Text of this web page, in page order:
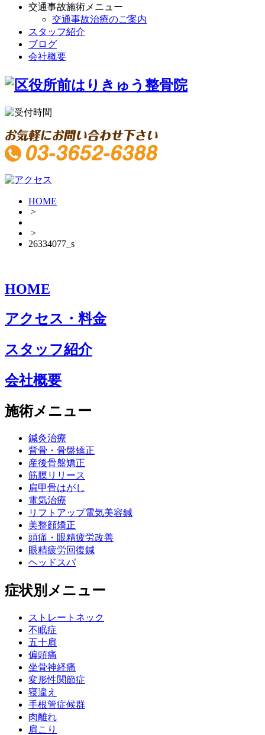
交通事故施術メニュー
交通事故治療のご案内
スタッフ紹介
ブログ
会社概要
HOME
>
>
26334077_s
HOME
アクセス・料金
スタッフ紹介
会社概要
施術メニュー
鍼灸治療
背骨・骨盤矯正
産後骨盤矯正
筋膜リリース
肩甲骨はがし
電気治療
リフトアップ電気美容鍼
美整顔矯正
頭痛・眼精疲労改善
眼精疲労回復鍼
ヘッドスパ
症状別メニュー
ストレートネック
不眠症
五十肩
偏頭痛
坐骨神経痛
変形性関節症
寝違え
手根管症候群
肉離れ
肩こり